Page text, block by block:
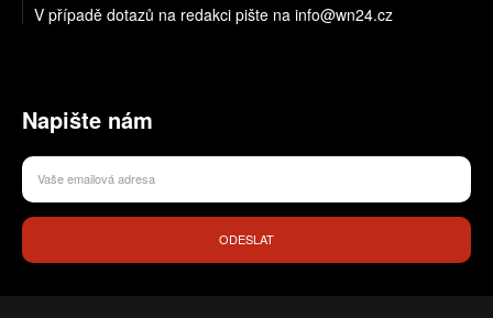
V případě dotazů na redakci pište na info@wn24.cz
Napište nám
ODESLAT